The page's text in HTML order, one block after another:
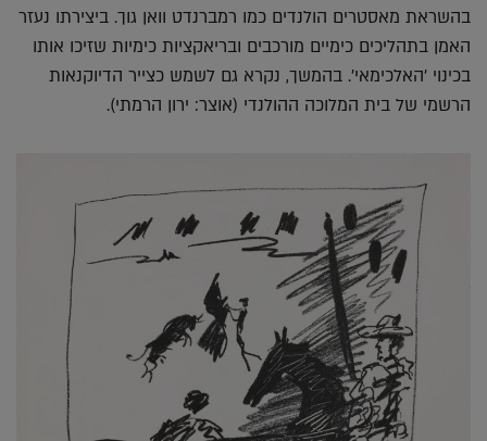
בהשראת מאסטרים הולנדים כמו רמברנדט וואן גוך. ביצירתו נעזר
האמן בתהליכים כימיים מורכבים ובריאקציות כימיות שזיכו אותו
בכינוי 'האלכימאי'. בהמשך, נקרא גם לשמש כצייר הדיוקנאות
הרשמי של בית המלוכה ההולנדי (אוצר: ירון הרמתי).